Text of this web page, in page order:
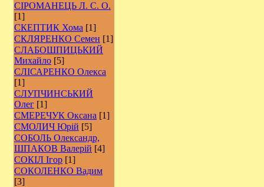
СІРОМАНЕЦЬ Л. С. О.
[1]
СКЕПТИК Хома [1]
СКЛЯРЕНКО Семен [1]
СЛАБОШПИЦЬКИЙ
Михайло [5]
СЛІСАРЕНКО Олекса
[1]
СЛУПЧИНСЬКИЙ
Олег [1]
СМЕРЕЧУК Оксана [1]
СМОЛИЧ Юрій [5]
СОБОЛЬ Олександр,
ШПАКОВ Валерій [4]
СОКІЛ Ігор [1]
СОКОЛЕНКО Вадим
[3]